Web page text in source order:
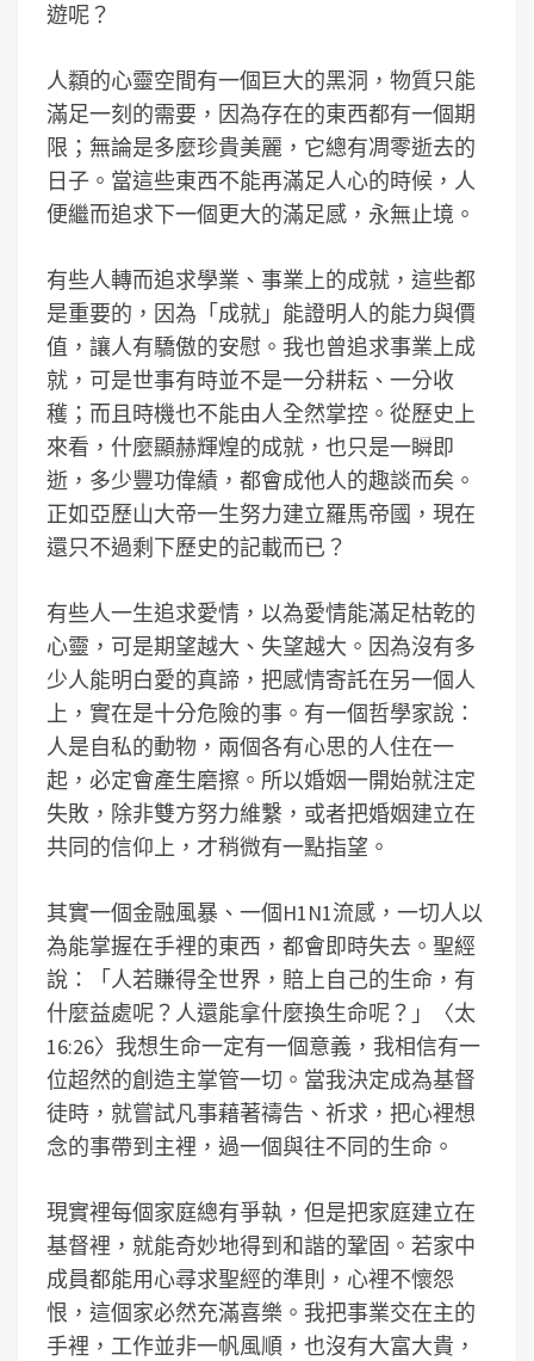
遊呢？
人纇的心靈空間有一個巨大的黑洞，物質只能
滿足一刻的需要，因為存在的東西都有一個期
限；無論是多麼珍貴美麗，它總有凋零逝去的
日子。當這些東西不能再滿足人心的時候，人
便繼而追求下一個更大的滿足感，永無止境。
有些人轉而追求學業、事業上的成就，這些都
是重要的，因為「成就」能證明人的能力與價
值，讓人有驕傲的安慰。我也曾追求事業上成
就，可是世事有時並不是一分耕耘、一分收
穫；而且時機也不能由人全然掌控。從歷史上
來看，什麼顯赫輝煌的成就，也只是一瞬即
逝，多少豐功偉績，都會成他人的趣談而矣。
正如亞歷山大帝一生努力建立羅馬帝國，現在
還只不過剩下歷史的記載而已？
有些人一生追求愛情，以為愛情能滿足枯乾的
心靈，可是期望越大、失望越大。因為沒有多
少人能明白愛的真諦，把感情寄託在另一個人
上，實在是十分危險的事。有一個哲學家說：
人是自私的動物，兩個各有心思的人住在一
起，必定會產生磨擦。所以婚姻一開始就注定
失敗，除非雙方努力維繫，或者把婚姻建立在
共同的信仰上，才稍微有一點指望。
其實一個金融風暴、一個H1N1流感，一切人以
為能掌握在手裡的東西，都會即時失去。聖經
說：「人若賺得全世界，賠上自己的生命，有
什麼益處呢？人還能拿什麼換生命呢？」〈太
16:26〉我想生命一定有一個意義，我相信有一
位超然的創造主掌管一切。當我決定成為基督
徒時，就嘗試凡事藉著禱告、祈求，把心裡想
念的事帶到主裡，過一個與往不同的生命。
現實裡每個家庭總有爭執，但是把家庭建立在
基督裡，就能奇妙地得到和諧的鞏固。若家中
成員都能用心尋求聖經的準則，心裡不懷怨
恨，這個家必然充滿喜樂。我把事業交在主的
手裡，工作並非一帆風順，也沒有大富大貴，